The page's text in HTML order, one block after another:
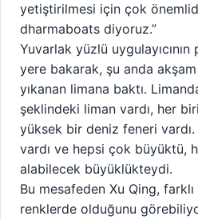
yetiştirilmesi için çok
dharmaboats diyoruz.”
Yuvarlak yüzlü uygulayıcının
yere bakarak, şu anda akşam
yıkanan limana baktı.
şeklindeki liman vardı, her
yüksek bir deniz feneri
vardı ve hepsi çok büyüktü,
alabilecek büyüklükteydi.
Bu mesafeden Xu Qing, farklı
renklerde olduğunu